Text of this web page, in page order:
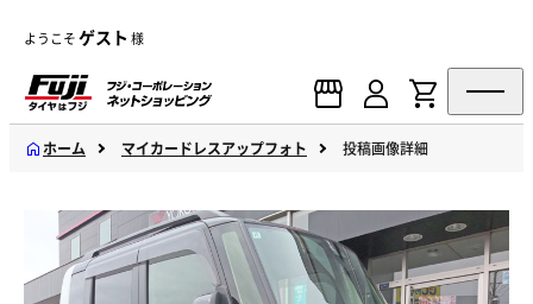
ようこそゲスト 様
ホーム マイカードレスアップフォト 投稿画像詳細